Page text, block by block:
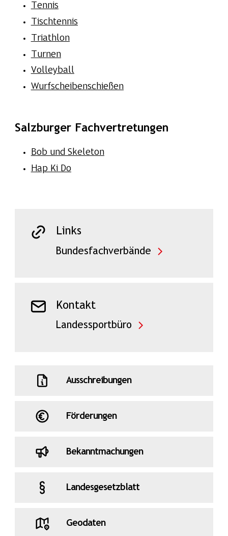
Tennis
Tischtennis
Triathlon
Turnen
Volleyball
Wurfscheibenschießen
Salzburger Fachvertretungen
Bob und Skeleton
Hap Ki Do
Links
Bundesfachverbände
Kontakt
Landessportbüro
Ausschreibungen
Förderungen
Bekanntmachungen
Landesgesetzblatt
Geodaten